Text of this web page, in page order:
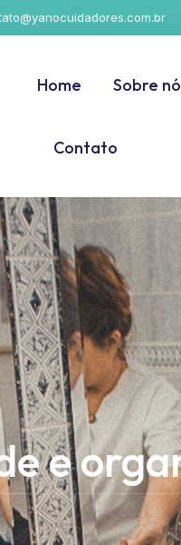
Home Sobre
Contato
e